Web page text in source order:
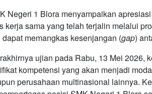
Negeri 1 Blora menyampaikan
kerja sama yang telah terjalin melalui
memangkas kesenjangan (gap)
ujian pada Rabu, 13 Mei 2026,
kompetensi yang akan menjadi
perusahaan multinasional lainnya.